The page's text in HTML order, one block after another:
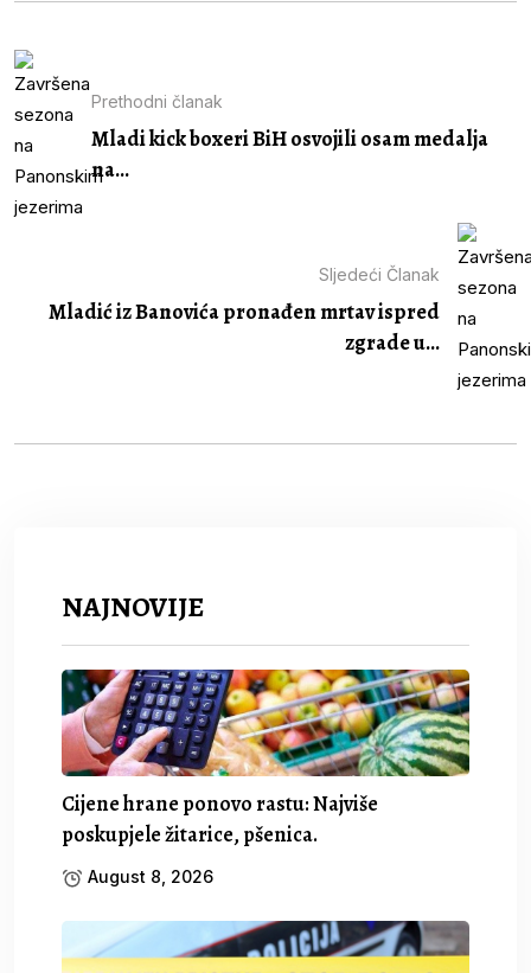
Prethodni članak
Mladi kick boxeri BiH osvojili osam medalja
na...
Sljedeći Članak
Mladić iz Banovića pronađen mrtav ispred
zgrade u...
NAJNOVIJE
Cijene hrane ponovo rastu: Najviše
poskupjele žitarice, pšenica.
August 8, 2026